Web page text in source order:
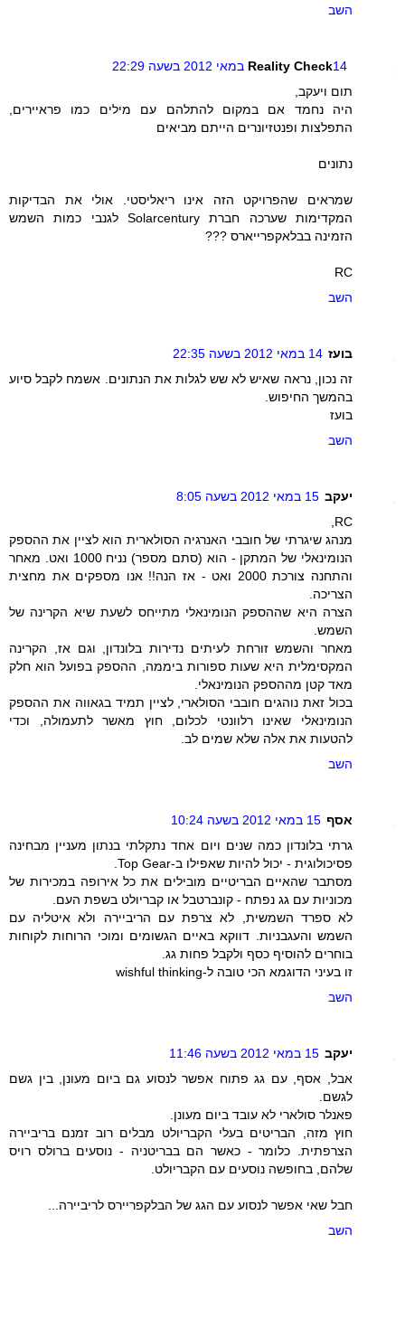
השב
Reality Check14 במאי 2012 בשעה 22:29
תום ויעקב,
היה נחמד אם במקום להתלהם עם מילים כמו פראיירים,
התפלצות ופנטזיונרים הייתם מביאים
נתונים
שמראים שהפרויקט הזה אינו ריאליסטי. אולי את הבדיקות
המקדימות שערכה חברת Solarcentury לגנבי כמות השמש
הזמינה בבלאקפרייארס ???
RC
השב
בועז 14 במאי 2012 בשעה 22:35
זה נכון, נראה שאיש לא שש לגלות את הנתונים. אשמח לקבל סיוע
בהמשך החיפוש.
בועז
השב
יעקב 15 במאי 2012 בשעה 8:05
RC,
מנהג שיגרתי של חובבי האנרגיה הסולארית הוא לציין את ההספק
הנומינאלי של המתקן - הוא (סתם מספר) נניח 1000 ואט. מאחר
והתחנה צורכת 2000 ואט - אז הנה!! אנו מספקים את מחצית
הצריכה.
הצרה היא שההספק הנומינאלי מתייחס לשעת שיא הקרינה של
השמש.
מאחר והשמש זורחת לעיתים נדירות בלונדון, וגם אז, הקרינה
המקסימלית היא שעות ספורות ביממה, ההספק בפועל הוא חלק
מאד קטן מההספק הנומינאלי.
בכול זאת נוהגים חובבי הסולארי, לציין תמיד בגאווה את ההספק
הנומינאלי שאינו רלוונטי לכלום, חוץ מאשר לתעמולה, וכדי
להטעות את אלה שלא שמים לב.
השב
אסף 15 במאי 2012 בשעה 10:24
גרתי בלונדון כמה שנים ויום אחד נתקלתי בנתון מעניין מבחינה
פסיכולוגית - יכול להיות שאפילו ב-Top Gear.
מסתבר שהאיים הבריטיים מובילים את כל אירופה במכירות של
מכוניות עם גג נפתח - קונברטבל או קבריולט בשפת העם.
לא ספרד השמשית, לא צרפת עם הריביירה ולא איטליה עם
השמש והעגבניות. דווקא באיים הגשומים ומוכי הרוחות לקוחות
בוחרים להוסיף כסף ולקבל פחות גג.
זו בעיני הדוגמא הכי טובה ל-wishful thinking
השב
יעקב 15 במאי 2012 בשעה 11:46
אבל, אסף, עם גג פתוח אפשר לנסוע גם ביום מעונן, בין גשם
לגשם.
פאנלר סולארי לא עובד ביום מעונן.
חוץ מזה, הבריטים בעלי הקבריולט מבלים רוב זמנם בריביירה
הצרפתית. כלומר - כאשר הם בבריטניה - נוסעים ברולס רויס
שלהם, בחופשה נוסעים עם הקבריולט.
חבל שאי אפשר לנסוע עם הגג של הבלקפריירס לריביירה...
השב